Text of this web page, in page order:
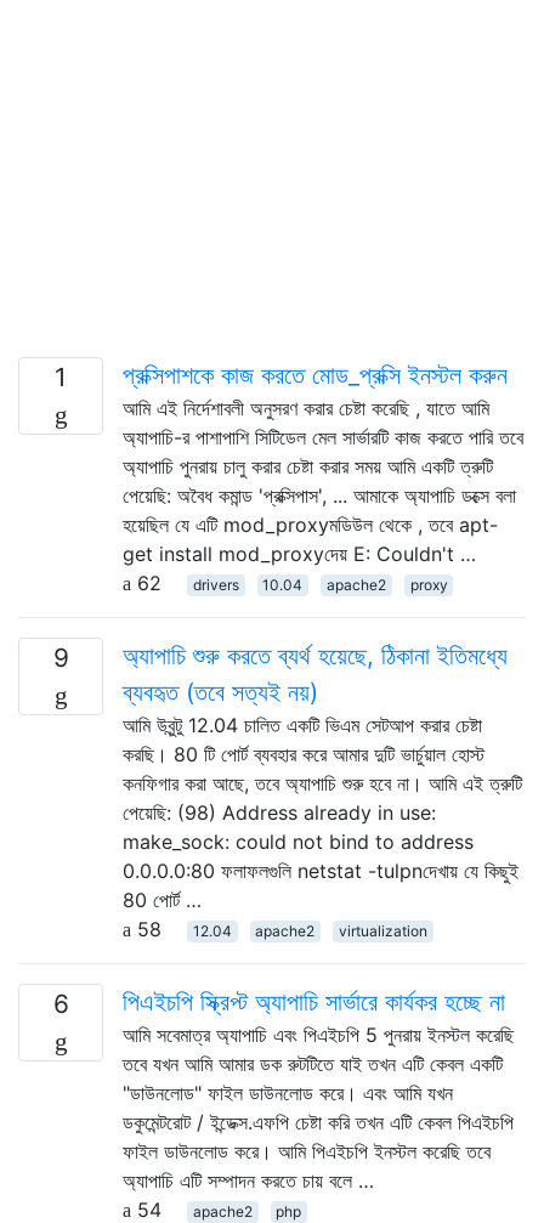
1 প্রক্সিপাশকে কাজ করতে মোড_প্রক্সি ইনস্টল করুন
আমি এই নির্দেশাবলী অনুসরণ করার চেষ্টা করেছি , যাতে আমি
অ্যাপাচি-র পাশাপাশি সিটিডেল মেল সার্ভারটি কাজ করতে পারি তবে
অ্যাপাচি পুনরায় চালু করার চেষ্টা করার সময় আমি একটি ত্রুটি
পেয়েছি: অবৈধ কমান্ড 'প্রক্সিপাস', ... আমাকে অ্যাপাচি ডক্সে বলা
হয়েছিল যে এটি mod_proxyমডিউল থেকে , তবে apt-
get install mod_proxyদেয় E: Couldn't …
62
drivers 10.04 apache2 proxy
9
অ্যাপাচি শুরু করতে ব্যর্থ হয়েছে, ঠিকানা ইতিমধ্যে
ব্যবহৃত (তবে সত্যই নয়)
আমি উবুন্টু 12.04 চালিত একটি ভিএম সেটআপ করার চেষ্টা
করছি। 80 টি পোর্ট ব্যবহার করে আমার দুটি ভার্চুয়াল হোস্ট
কনফিগার করা আছে, তবে অ্যাপাচি শুরু হবে না। আমি এই ত্রুটি
পেয়েছি: (98) Address already in use:
make_sock: could not bind to address
0.0.0.0:80 ফলাফলগুলি netstat -tulpnদেখায় যে কিছুই
80 পোর্ট …
58
12.04 apache2 virtualization
6 পিএইচপি স্ক্রিপ্ট অ্যাপাচি সার্ভারে কার্যকর হচ্ছে না
আমি সবেমাত্র অ্যাপাচি এবং পিএইচপি 5 পুনরায় ইনস্টল করেছি
তবে যখন আমি আমার ডক রুটটিতে যাই তখন এটি কেবল একটি
"ডাউনলোড" ফাইল ডাউনলোড করে। এবং আমি যখন
ডকুমেন্টরোট / ইন্ডেক্স.এফপি চেষ্টা করি তখন এটি কেবল পিএইচপি
ফাইল ডাউনলোড করে। আমি পিএইচপি ইনস্টল করেছি তবে
অ্যাপাচি এটি সম্পাদন করতে চায় বলে …
54
apache2 php